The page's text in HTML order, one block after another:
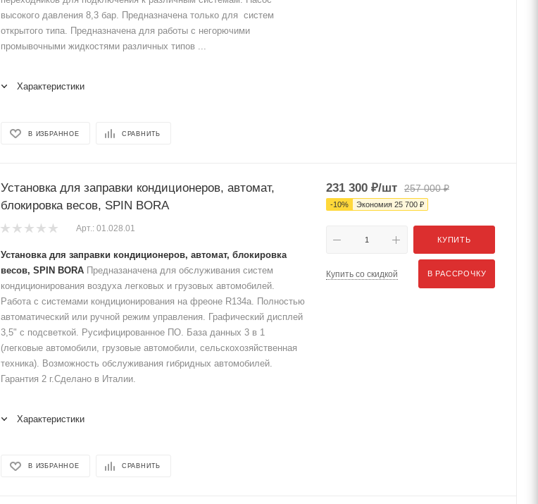
высокого давления 8,3 бар. Предназначена только для систем
открытого типа. Предназначена для работы с негорючими
промывочными жидкостями различных типов ...
Характеристики
В ИЗБРАННОЕ СРАВНИТЬ
Установка для заправки кондиционеров, автомат,
блокировка весов, SPIN BORA
Арт.: 01.028.01
Установка для заправки кондиционеров, автомат, блокировка
весов, SPIN BORA Предназаначена для обслуживания систем
кондиционирования воздуха легковых и грузовых автомобилей.
Работа с системами кондиционирования на фреоне R134а. Полностью
автоматический или ручной режим управления. Графический дисплей
3,5" с подсветкой. Русифицированное ПО. База данных 3 в 1
(легковые автомобили, грузовые автомобили, сельскохозяйственная
техника). Возможность обслуживания гибридных автомобилей.
Гарантия 2 г.Сделано в Италии.
Характеристики
В ИЗБРАННОЕ СРАВНИТЬ
231 300 ₽/шт 257 000₽
-10% Экономия 25 700 ₽
КУПИТЬ
Купить со скидкой В РАССРОЧКУ